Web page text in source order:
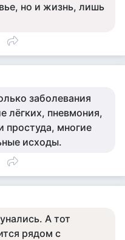
но и жизнь, лишь
заболевания
лёгких, пневмония,
простуда, многие
исходы.
А тот
рядом с